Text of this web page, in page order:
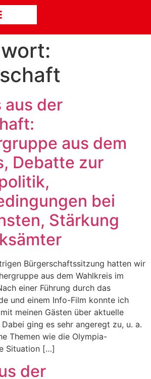
aus der
aus dem
Debatte zur
bei
Stärkung
Bürgerschaftssitzung hatten wir
aus dem Wahlkreis im
einer Führung durch das
und einem Info-Film konnte ich
meinen Gästen über aktuelle
ging es sehr angeregt zu, u. a.
Themen wie die Olympia-
Situation […]
der